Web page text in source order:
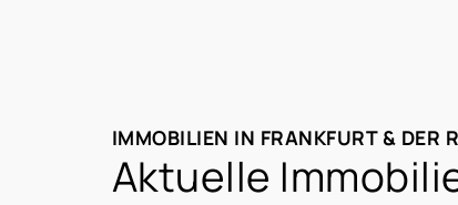
IMMOBILIEN IN FRANKFURT & DER
Aktuelle